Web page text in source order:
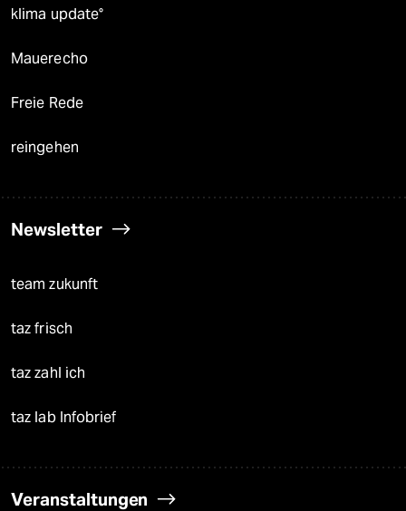
klima update°
Mauerecho
Freie Rede
reingehen
Newsletter
team zukunft
taz frisch
taz zahl ich
taz lab Infobrief
Veranstaltungen